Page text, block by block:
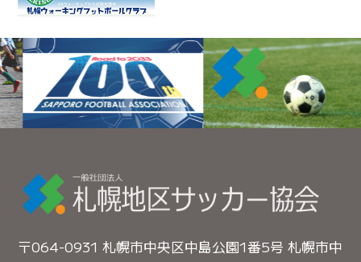
〒064-0931 札幌市中央区中島公園1番5号 札幌市中